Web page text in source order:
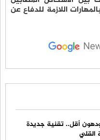
اللازمة للدفاع عن
أقل.. تقنية جديدة
القلي